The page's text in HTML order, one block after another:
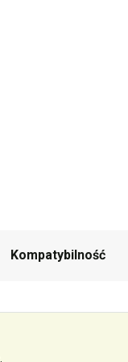
Kompatybilność